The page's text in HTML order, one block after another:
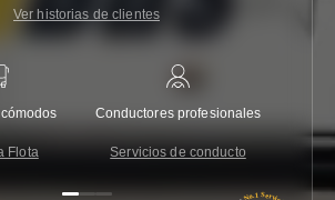
Ver historias de clientes
Flota
Conductores profesionales
Servicios de conducto